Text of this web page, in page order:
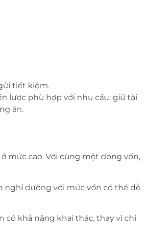
tiết kiệm.
lược phù hợp với nhu cầu: giữ tài
án.
mức cao. Với cùng một dòng vốn,
nghỉ dưỡng với mức vốn có thể dễ
khả năng khai thác, thay vì chỉ